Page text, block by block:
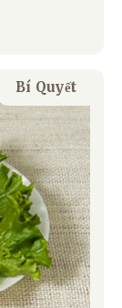
tôi.
dồi
cần
Bí Quyết